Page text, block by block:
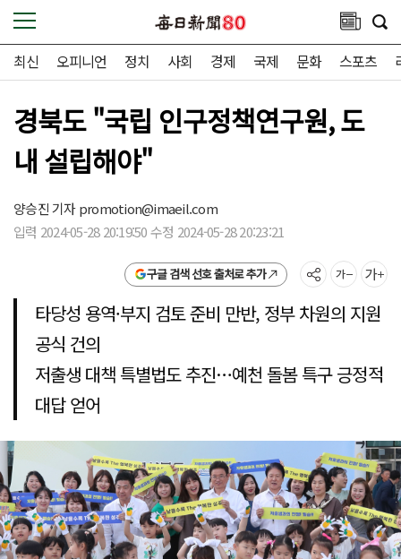
최신 오피니언 정치 사회 경제 국제 문화 스포츠
경북도 "국립 인구정책연구원, 도
내 설립해야"
양승진 기자promotion@imaeil.com
입력 2024-05-28 20:19:50 수정 2024-05-28 20:23:21
구글 검색 선호 출처로 추가
타당성 용역·부지 검토 준비 만반, 정부 차원의 지원
공식 건의
저출생 대책 특별법도 추진…예천 돌봄 특구 긍정적
대답 얻어